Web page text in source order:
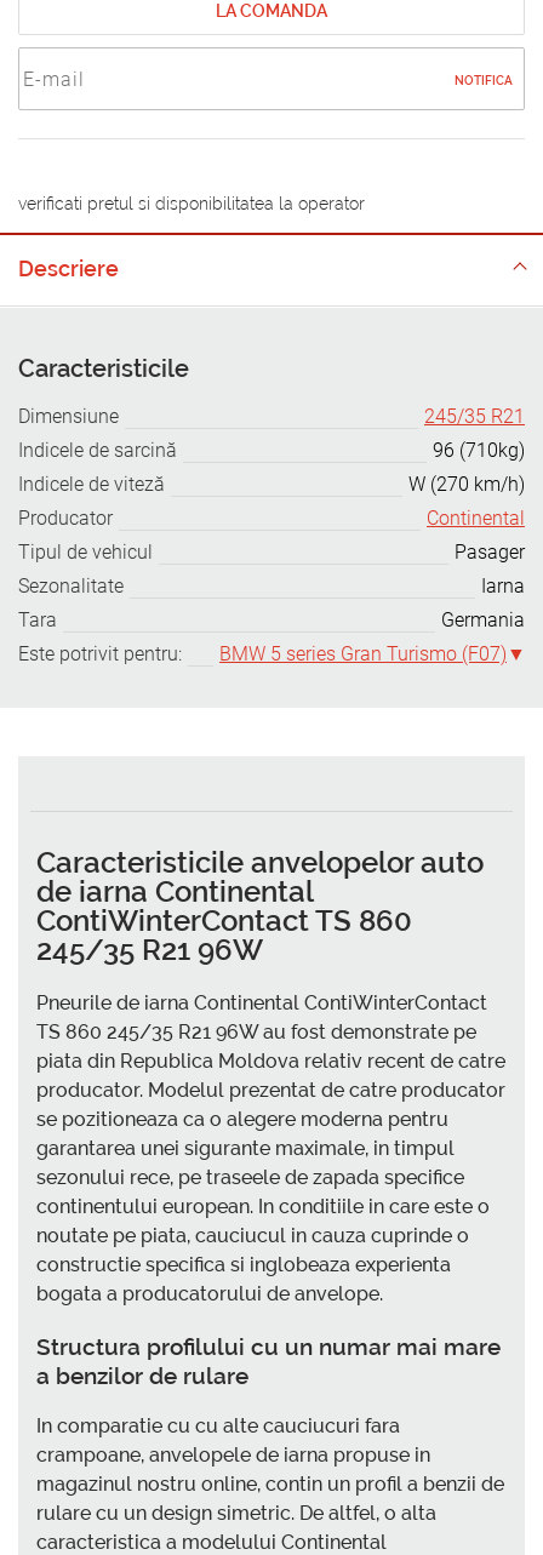
LA COMANDA
NOTIFICA
verificati pretul si disponibilitatea la operator
Descriere
Caracteristicile
Dimensiune
245/35 R21
Indicele de sarcină
96 (710kg)
Indicele de viteză
W (270 km/h)
Producator
Continental
Tipul de vehicul
Pasager
Sezonalitate
Iarna
Tara
Germania
Este potrivit pentru:
BMW 5 series Gran Turismo (F07)
Caracteristicile anvelopelor auto
de iarna Continental
ContiWinterContact TS 860
245/35 R21 96W
Pneurile de iarna Continental ContiWinterContact
TS 860 245/35 R21 96W au fost demonstrate pe
piata din Republica Moldova relativ recent de catre
producator. Modelul prezentat de catre producator
se pozitioneaza ca o alegere moderna pentru
garantarea unei sigurante maximale, in timpul
sezonului rece, pe traseele de zapada specifice
continentului european. In conditiile in care este o
noutate pe piata, cauciucul in cauza cuprinde o
constructie specifica si inglobeaza experienta
bogata a producatorului de anvelope.
Structura profilului cu un numar mai mare
a benzilor de rulare
In comparatie cu cu alte cauciucuri fara
crampoane, anvelopele de iarna propuse in
magazinul nostru online, contin un profil a benzii de
rulare cu un design simetric. De altfel, o alta
caracteristica a modelului Continental